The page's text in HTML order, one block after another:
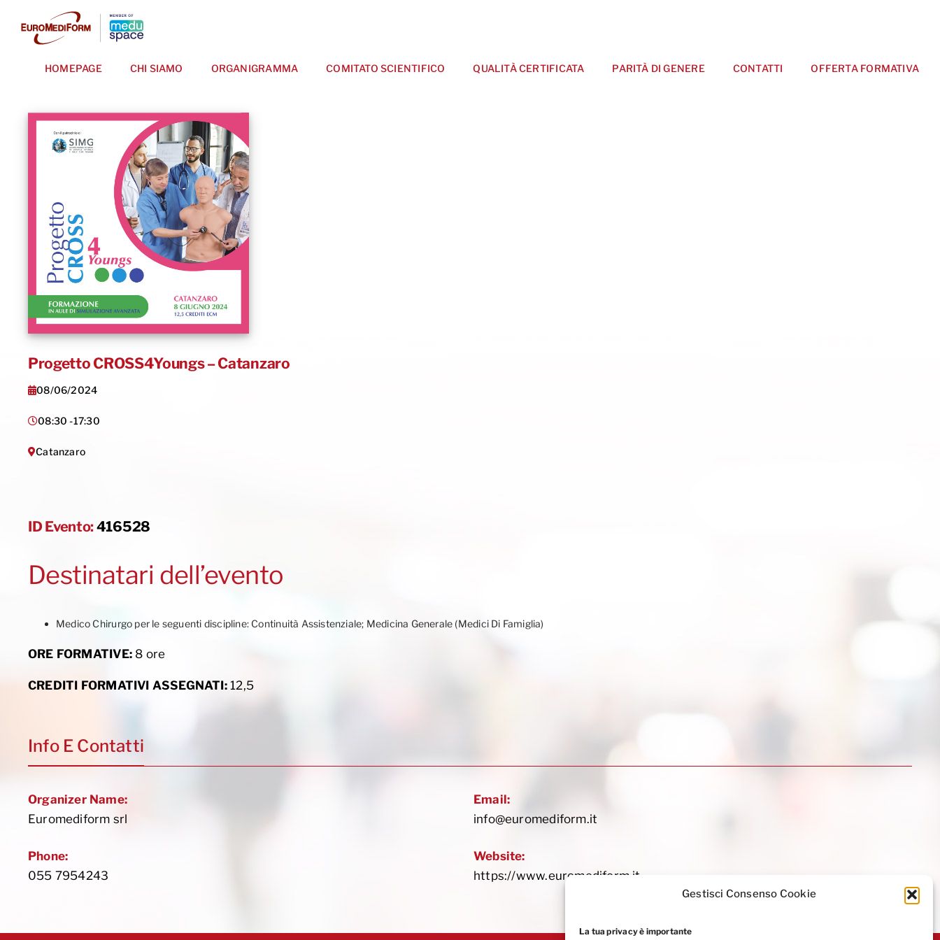
Gestisci Consenso Cookie
La tua privacy è importante
contenuto
HOMEPAGE CHI SIAMO ORGANIGRAMMA COMITATO SCIENTIFICO QUALITÀ CERTIFICATA PARITÀ DI GENERE CONTATTI OFFERTA FORMATIVA
Progetto CROSS4Youngs – Catanzaro
08/06/2024
08:30 -17:30
Catanzaro
ID Evento:416528
Destinatari dell’evento
Medico Chirurgo per le seguenti discipline: Continuità Assistenziale; Medicina Generale (Medici Di Famiglia)
ORE FORMATIVE:8 ore
CREDITI FORMATIVI ASSEGNATI:12,5
Info E Contatti
Organizer Name:
Euromediform srl
Phone:
055 7954243
Email:
info@euromediform.it
Website:
https://www.euromediform.it